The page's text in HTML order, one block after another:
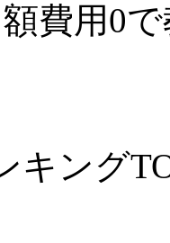
費用0
キング